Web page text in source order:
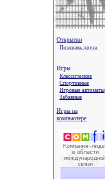
Открытки
Поздравь друга
Игры
Классические
Спортивные
Игровые автоматы
Забавные
Игры на
компьютере